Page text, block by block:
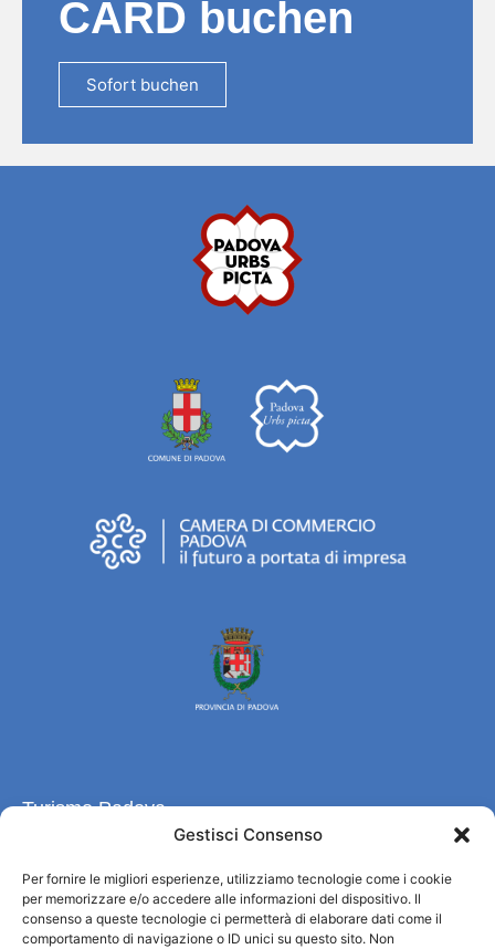
Gestisci Consenso
Per fornire le migliori esperienze, utilizziamo tecnologie come i cookie
per memorizzare e/o accedere alle informazioni del dispositivo. Il
consenso a queste tecnologie ci permetterà di elaborare dati come il
comportamento di navigazione o ID unici su questo sito. Non
CARD buchen
Sofort buchen
Turismo Padova
Informationsbüro und touristenempfang / IAT
Datenschutzbestimmungen
Cookie Policy (UE)